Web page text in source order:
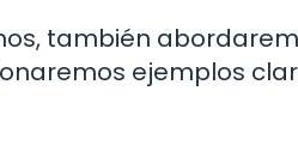
también
ejemplos